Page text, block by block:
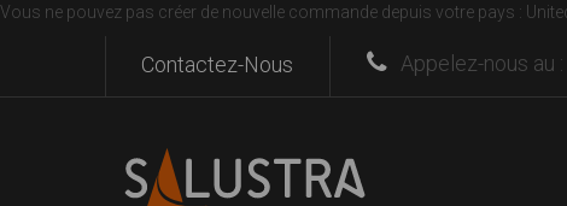
Vous ne pouvez pas créer de nouvelle commande depuis votre pays :
Contactez-Nous Appelez-nous au :